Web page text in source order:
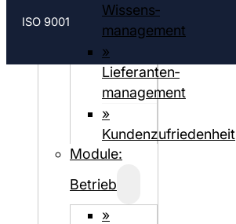
Wissens­
management
»
Lieferanten­­­
management
»
Kundenzufriedenheit
Module:
Betrieb
»
ISO 9001